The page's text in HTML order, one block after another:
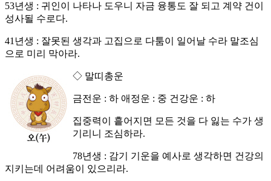
53년생 : 귀인이 나타나 도우니 자금 융통도 잘 되고 계약 건이
성사될 수로다.
41년생 : 잘못된 생각과 고집으로 다툼이 일어날 수라 말조심
으로 미리 막아라.
◇ 말띠총운
금전운 : 하 애정운 : 중 건강운 : 하
집중력이 흩어지면 모든 것을 다 잃는 수가 생
기리니 조심하라.
78년생 : 감기 기운을 예사로 생각하면 건강의
지키는데 어려움이 있으리라.